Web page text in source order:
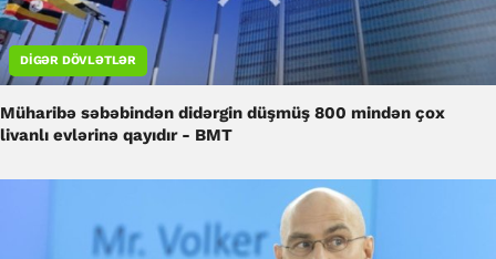
DIGƏR DÖVLƏTLƏR
Müharibə səbəbindən didərgin düşmüş 800 mindən çox
livanlı evlərinə qayıdır - BMT